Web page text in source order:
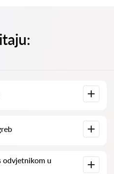
brojevi i adrese.
recenzije niti postoji
odvjetnikom u